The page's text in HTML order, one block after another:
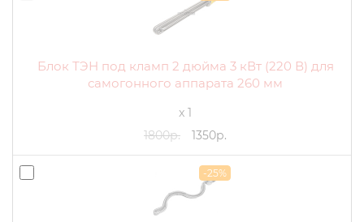
Блок ТЭН под кламп 2 дюйма 3 кВт (220 В) для
самогонного аппарата 260 мм
x 1
1800р.
1350р.
-25%